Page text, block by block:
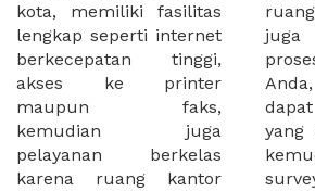
kota, memiliki fasilitas
lengkap seperti internet
berkecepatan tinggi,
akses ke printer
maupun faks,
kemudian juga
pelayanan berkelas
karena ruang kantor
ruang kantor XWORK
juga mempermudah
proses sewa kantor
Anda, karena anda
dapat memilih kantor
yang akan anda sewa,
kemudian Anda dapat
survey atau